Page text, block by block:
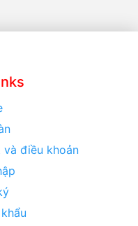
và điều khoản